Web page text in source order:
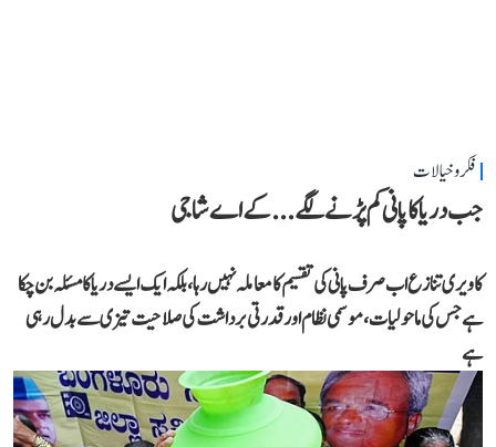
فکر و خیالات
جب دریا کا پانی کم پڑنے لگے...کے اے شاجی
کاویری تنازع اب صرف پانی کی تقسیم کا معاملہ نہیں رہا، بلکہ ایک ایسے دریا کا مسئلہ بن چکا
ہے جس کی ماحولیات، موسمی نظام اور قدرتی برداشت کی صلاحیت تیزی سے بدل رہی
ہے